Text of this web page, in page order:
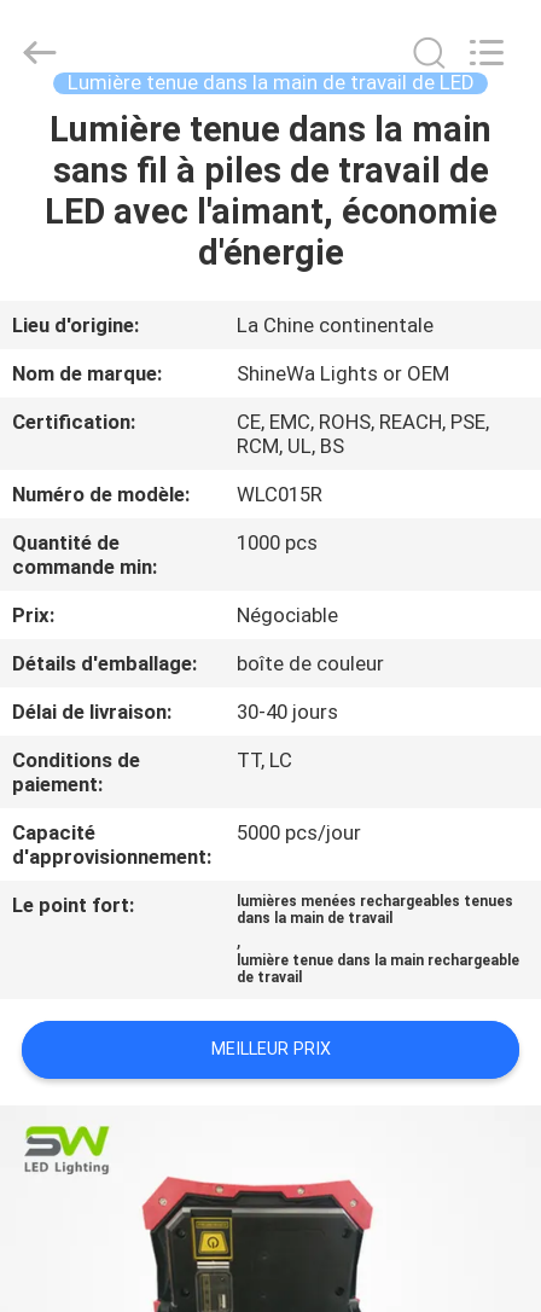
MAISON
VIDÉOS
À
PROPOS
DE
NOUS
DE
L'USINE
CONTRÔLE
DE
QUALITÉ
CONTACTER
NOUVELLES
AFFAIRES
International
Trade
Reserved.
Lumière tenue dans la main de travail de LED
Lumière tenue dans la main
sans fil à piles de travail de
LED avec l'aimant, économie
d'énergie
Lieu d'origine:
La Chine continentale
Nom de marque:
ShineWa Lights or OEM
Certification:
CE, EMC, ROHS, REACH, PSE,
RCM, UL, BS
Numéro de modèle:
WLC015R
Quantité de
commande min:
1000 pcs
Prix:
Négociable
Détails d'emballage:
boîte de couleur
Délai de livraison:
30-40 jours
Conditions de
paiement:
TT, LC
Capacité
d'approvisionnement:
5000 pcs/jour
Le point fort:
lumières menées rechargeables tenues
dans la main de travail
,
lumière tenue dans la main rechargeable
de travail
MEILLEUR PRIX